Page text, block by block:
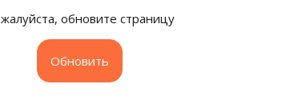
обновите страницу
Обновить